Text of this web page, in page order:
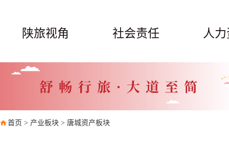
陕旅视角 社会责任 人
首页 > 产业板块 > 唐城资产板块